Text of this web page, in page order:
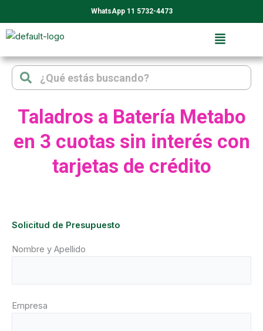
al
contenido
WhatsApp 11 5732-4473
Search Search
Taladros a Batería Metabo
en 3 cuotas sin interés con
tarjetas de crédito
Solicitud de Presupuesto
Nombre y Apellido
Empresa